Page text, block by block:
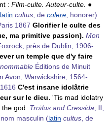
: Film-culte. Auteur-culte. ●
latin cultus , de colere , honorer)
1867 Glorifier le culte des
ma primitive passion). Mon
près de Dublin, 1906-
un temple que d'y faire
Éditions de Minuit
Avon, Warwickshire, 1564-
C'est insane idolâtrie
sur le dieu. 'Tis mad idolatry
god. Troïlus and Cressida , II,
nom masculin (latin cultus , de